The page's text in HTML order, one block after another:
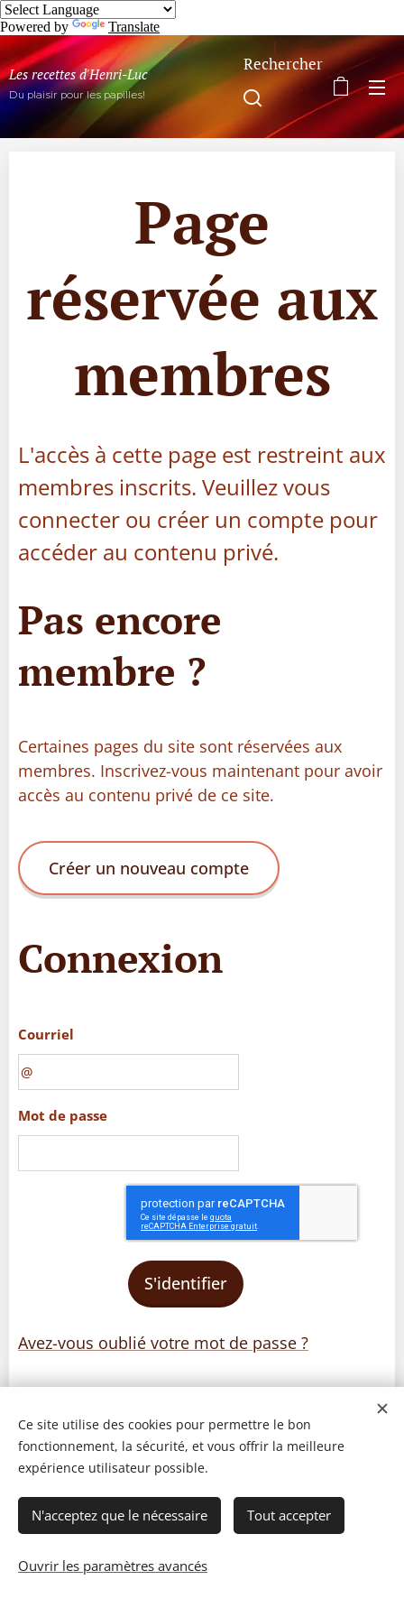
Powered by Translate
Les recettes d'Henri-Luc
Du plaisir pour les papilles!
Rechercher
Page
réservée aux
membres
L'accès à cette page est restreint aux
membres inscrits. Veuillez vous
connecter ou créer un compte pour
accéder au contenu privé.
Pas encore
membre ?
Certaines pages du site sont réservées aux
membres. Inscrivez-vous maintenant pour avoir
accès au contenu privé de ce site.
Créer un nouveau compte
Connexion
Courriel
Mot de passe
S'identifier
Avez-vous oublié votre mot de passe ?
© 2023 Les recettes d'Henri-Luc. Tous droits réservés.
Ce site utilise des cookies pour permettre le bon
fonctionnement, la sécurité, et vous offrir la meilleure
expérience utilisateur possible.
N'acceptez que le nécessaire Tout accepter
Ouvrir les paramètres avancés